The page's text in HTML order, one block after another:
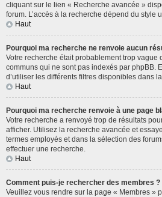
cliquant sur le lien « Recherche avancée »
forum. L’accès à la recherche dépend du style
Haut
Pourquoi ma recherche ne renvoie aucun
Votre recherche était probablement trop vague
communs qui ne sont pas indexés par phpBB.
d’utiliser les différents filtres disponibles dans
Haut
Pourquoi ma recherche renvoie à une page
Votre recherche a renvoyé trop de résultats
afficher. Utilisez la recherche avancée et
termes employés et dans la sélection des
effectuer une recherche.
Haut
Comment puis-je rechercher des membres ?
Veuillez vous rendre sur la page « Membres »